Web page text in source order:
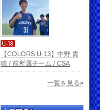
【COLORS U-13】中野 貴
晴 / 前所属チーム / CSA
一覧を見る»